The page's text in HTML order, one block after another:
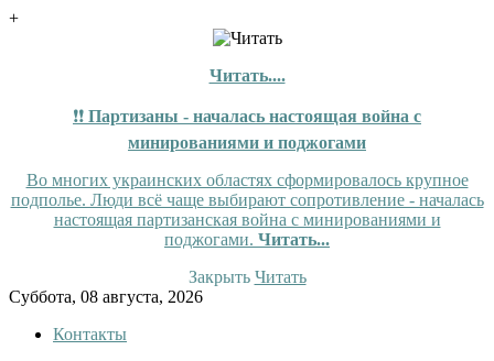
+
Читать....
❗❗ Партизаны - началась настоящая война с
минированиями и поджогами
Во многих украинских областях сформировалось крупное
подполье. Люди всё чаще выбирают сопротивление - началась
настоящая партизанская война с минированиями и
поджогами. Читать...
Закрыть Читать
Skip
content
Суббота, 08 августа, 2026
Контакты